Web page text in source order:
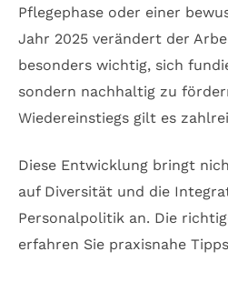
Pflegephase oder einer
Jahr 2025 verändert der
besonders wichtig, sich
sondern nachhaltig zu
Wiedereinstiegs gilt es
Diese Entwicklung bringt
auf Diversität und die
Personalpolitik an. Die
erfahren Sie praxisnahe